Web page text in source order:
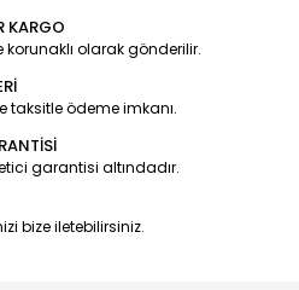
KARGO
korunaklı olarak gönderilir.
taksitle ödeme imkanı.
garantisi altındadır.
bize iletebilirsiniz.